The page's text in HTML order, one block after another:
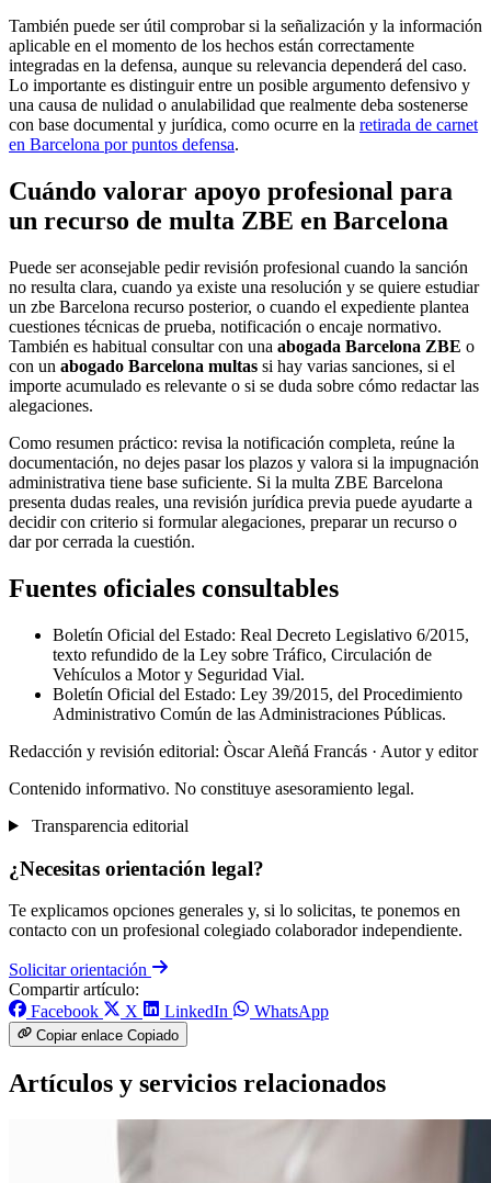
También puede ser útil comprobar si la señalización y la información
aplicable en el momento de los hechos están correctamente
integradas en la defensa, aunque su relevancia dependerá del caso.
Lo importante es distinguir entre un posible argumento defensivo y
una causa de nulidad o anulabilidad que realmente deba sostenerse
con base documental y jurídica, como ocurre en la retirada de carnet
en Barcelona por puntos defensa.
Cuándo valorar apoyo profesional para
un recurso de multa ZBE en Barcelona
Puede ser aconsejable pedir revisión profesional cuando la sanción
no resulta clara, cuando ya existe una resolución y se quiere estudiar
un zbe Barcelona recurso posterior, o cuando el expediente plantea
cuestiones técnicas de prueba, notificación o encaje normativo.
También es habitual consultar con una abogada Barcelona ZBE o
con un abogado Barcelona multas si hay varias sanciones, si el
importe acumulado es relevante o si se duda sobre cómo redactar las
alegaciones.
Como resumen práctico: revisa la notificación completa, reúne la
documentación, no dejes pasar los plazos y valora si la impugnación
administrativa tiene base suficiente. Si la multa ZBE Barcelona
presenta dudas reales, una revisión jurídica previa puede ayudarte a
decidir con criterio si formular alegaciones, preparar un recurso o
dar por cerrada la cuestión.
Fuentes oficiales consultables
Boletín Oficial del Estado: Real Decreto Legislativo 6/2015,
texto refundido de la Ley sobre Tráfico, Circulación de
Vehículos a Motor y Seguridad Vial.
Boletín Oficial del Estado: Ley 39/2015, del Procedimiento
Administrativo Común de las Administraciones Públicas.
Redacción y revisión editorial: Òscar Aleñá Francás · Autor y editor
Contenido informativo. No constituye asesoramiento legal.
Transparencia editorial
¿Necesitas orientación legal?
Te explicamos opciones generales y, si lo solicitas, te ponemos en
contacto con un profesional colegiado colaborador independiente.
Solicitar orientación
Compartir artículo:
Facebook
X LinkedIn WhatsApp
Copiar enlace Copiado
Artículos y servicios relacionados